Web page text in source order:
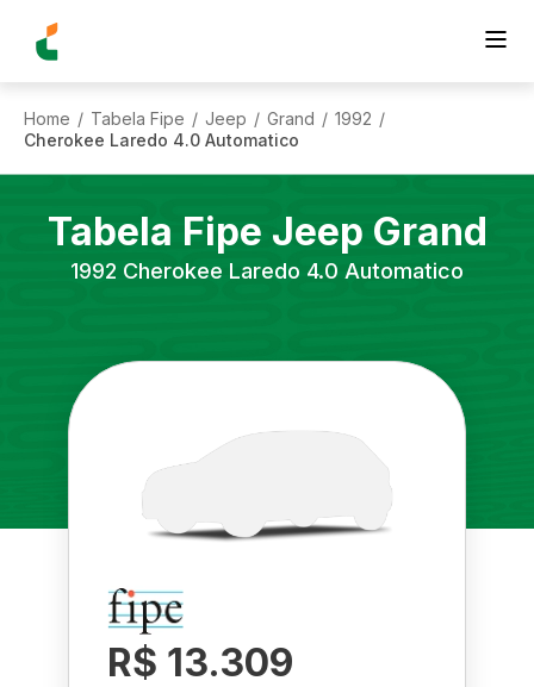
Home / Tabela Fipe / Jeep / Grand / 1992 /
Cherokee Laredo 4.0 Automatico
Tabela Fipe Jeep Grand
1992 Cherokee Laredo 4.0 Automatico
R$ 13.309